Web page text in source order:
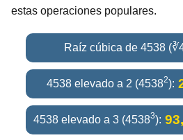
estas operaciones populares.
Raíz cúbica de 4538
4538 elevado a 2 (45382):
4538 elevado a 3 (45383):